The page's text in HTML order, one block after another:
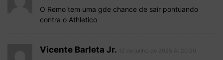
O Remo tem uma gde chance de sair pontuando
contra o Athletico
Vicente Barleta Jr.